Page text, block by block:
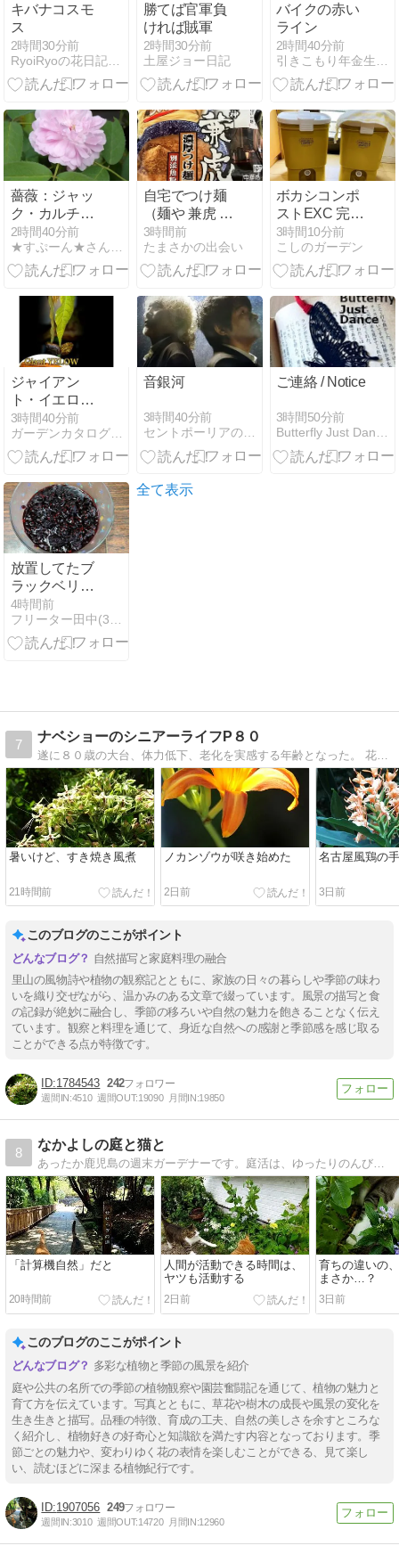
キバナコスモ
ス
2時間30分前
RyoiRyoの花日記*Diario de flores
勝てば官軍負
ければ賊軍
2時間30分前
土屋ジョー日記
バイクの赤い
ライン
2時間40分前
引きこもり年金生活 面白いコト探しの日常
薔薇：ジャッ
ク・カルチェ
サンパラソル
枯らしちゃっ
た苗もある
2時間40分前
★すぷーん★さんちのオープンガーデン
自宅でつけ麺
（麺や 兼虎 監
修）！
3時間前
たまさかの出会い
ボカシコンポ
ストEXC 完熟
たい肥完成？
3時間10分前
こしのガーデン
ジャイアン
ト・イエロー
のカカオ苗で
熱帯果樹を楽
しもう
3時間40分前
ガーデンカタログ.com
音銀河
3時間40分前
セントポーリアの部屋
ご連絡 / Notice
3時間50分前
Butterfly Just Dance
放置してたブ
ラックベリー
が溶けて
る！？慌てて
ジャムにして
4時間前
フリーター田中(30)の子供部屋
全て表示
7
ナベショーのシニアーライフP８０
遂に８０歳の大台、体力低下、老化を実感する年齢となった。 花の写真、菜園、養蜂、料理 、ウオーキングなど楽しむ日々の生活
暑いけど、すき焼き風煮
21時間前
ノカンゾウが咲き始めた
2日前
名古屋風鶏の
3日前
このブログのここがポイント
自然描写と家庭料理の融合
里山の風物詩や植物の観察記とともに、家族の日々の暮らしや季節の味わ
いを織り交ぜながら、温かみのある文章で綴っています。風景の描写と食
の記録が絶妙に融合し、季節の移ろいや自然の魅力を飽きることなく伝え
ています。観察と料理を通じて、身近な自然への感謝と季節感を感じ取る
ことができる点が特徴です。
1784543 242
週間IN:4510 週間OUT:19090 月間IN:19850
8
なかよしの庭と猫と
あったか鹿児島の週末ガーデナーです。庭活は、ゆったりのんびり美しく、が理想ですが、現実はなかなか厳しいですね。愛猫２匹がほぼ毎日可愛く登場します！よろしくお願いします。
「計算機自然」だと
20時間前
人間が活動できる時間は、
ヤツも活動する
2日前
育ちの違いの
まさか…？
3日前
このブログのここがポイント
多彩な植物と季節の風景を紹介
庭や公共の名所での季節の植物観察や園芸奮闘記を通じて、植物の魅力と
育て方を伝えています。写真とともに、草花や樹木の成長や風景の変化を
生き生きと描写。品種の特徴、育成の工夫、自然の美しさを余すところな
く紹介し、植物好きの好奇心と知識欲を満たす内容となっております。季
節ごとの魅力や、変わりゆく花の表情を楽しむことができる、見て楽し
い、読むほどに深まる植物紀行です。
1907056 249
週間IN:3010 週間OUT:14720 月間IN:12960